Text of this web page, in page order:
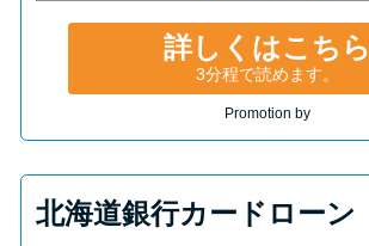
詳しくはこちら
3分程で読めます。
Promotion by
北海道銀行カードローン